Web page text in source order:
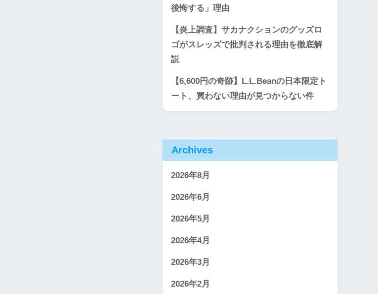
後悔する」理由
【炎上調査】サカナクションのグッズロ
ゴがスレッズで批判される理由を徹底解
説
【6,600円の奇跡】L.L.Beanの日本限定ト
ート、買わない理由が見つからない件
Archives
2026年8月
2026年6月
2026年5月
2026年4月
2026年3月
2026年2月